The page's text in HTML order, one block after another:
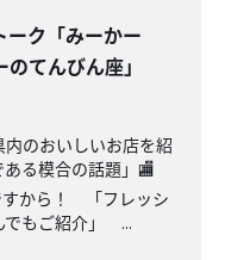
ーク「みーかー
てんびん座」
のおいしいお店を紹
る模合の話題」🏬
から！ 「フレッシ
でもご紹介」 ...